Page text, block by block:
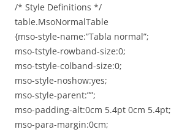
/* Style Definitions */
table.MsoNormalTable
{mso-style-name:”Tabla normal”;
mso-tstyle-rowband-size:0;
mso-tstyle-colband-size:0;
mso-style-noshow:yes;
mso-style-parent:””;
mso-padding-alt:0cm 5.4pt 0cm 5.4pt;
mso-para-margin:0cm;